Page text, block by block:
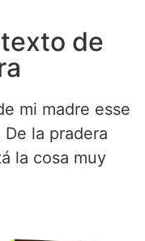
de
mi madre esse
la pradera
la cosa muy